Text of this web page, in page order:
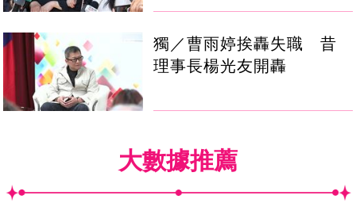
獨／曹雨婷挨轟失職 昔
理事長楊光友開轟
大數據推薦